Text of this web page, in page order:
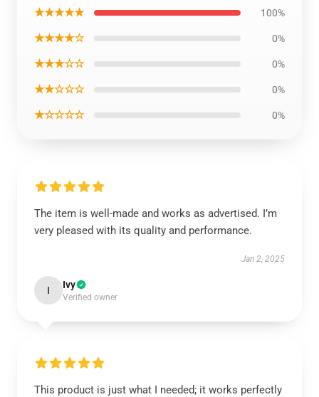
★★★★★ 100%
★★★★☆ 0%
★★★☆☆ 0%
★★☆☆☆ 0%
★☆☆☆☆ 0%
The item is well-made and works as advertised. I’m
very pleased with its quality and performance.
Jan 2, 2025
I Ivy
Verified owner
This product is just what I needed; it works perfectly